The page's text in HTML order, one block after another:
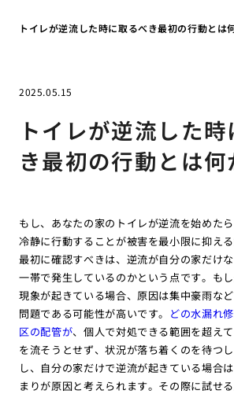
トイレが逆流した時に取るべき最初の行動とは
2025.05.15
トイレが逆流した
き最初の行動とは何
もし、あなたの家のトイレが逆流を始めた
冷静に行動することが被害を最小限に抑え
最初に確認すべきは、逆流が自分の家だけ
一帯で発生しているのかという点です。も
現象が起きている場合、原因は集中豪雨な
問題である可能性が高いです。 どの水漏れ
区の配管が、個人で対処できる範囲を超え
を流そうとせず、状況が落ち着くのを待つ
し、自分の家だけで逆流が起きている場合
まりが原因と考えられます。その際に試せ